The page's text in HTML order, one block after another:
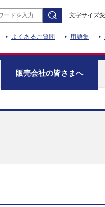
文字サイズ
よくあるご質問 用語集
販売会社の皆さまへ